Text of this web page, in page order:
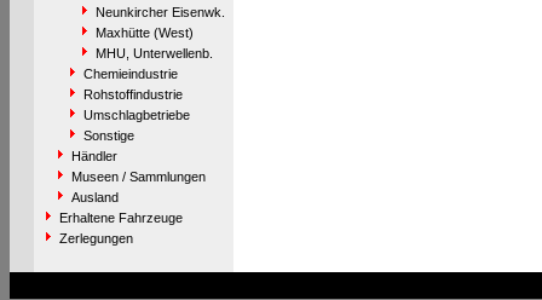
Neunkircher Eisenwk.
Maxhütte (West)
MHU, Unterwellenb.
Chemieindustrie
Rohstoffindustrie
Umschlagbetriebe
Sonstige
Händler
Museen / Sammlungen
Ausland
Erhaltene Fahrzeuge
Zerlegungen